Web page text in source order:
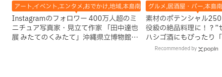
アート,イベント,エンタメ,おでかけ,地域,本島南部,那覇市
Instagramのフォロワー 400万人超のミ
ニチュア写真家・見立て作家 「田中達也
展 みたてのくみたて」沖縄県立博物館・
グルメ,居酒屋・バー,本島
素材のポテンシャル
役級の絶品料理に！？”
ハシゴ酒にもぴったり
亭」（那覇市）
Recommended by